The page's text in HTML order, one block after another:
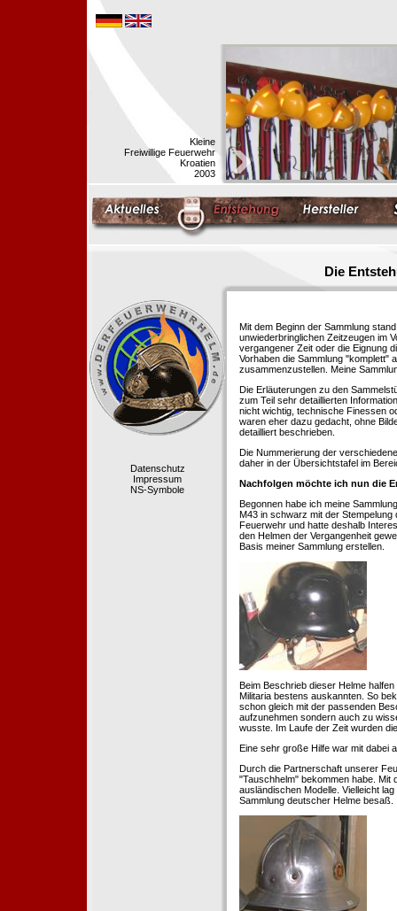
Kleine
Freiwillige Feuerwehr
Kroatien
2003
Die
Datenschutz
Impressum
NS-Symbole
Mit dem Beginn der Sammlung
unwiederbringlichen Zeitzeugen im
vergangener Zeit oder die Eignung
Vorhaben die Sammlung "komplett"
zusammenzustellen. Meine
Die Erläuterungen zu den
zum Teil sehr detaillierten
nicht wichtig, technische Finessen
waren eher dazu gedacht, ohne
detailliert beschrieben.
Die Nummerierung der
daher in der Übersichtstafel im
Nachfolgen möchte ich nun die
Begonnen habe ich meine
M43 in schwarz mit der Stempelung
Feuerwehr und hatte deshalb
den Helmen der Vergangenheit
Basis meiner Sammlung erstellen.
Beim Beschrieb dieser Helme
Militaria bestens auskannten. So
schon gleich mit der passenden
aufzunehmen sondern auch zu
wusste. Im Laufe der Zeit wurden
Eine sehr große Hilfe war mit dabei
Durch die Partnerschaft unserer
"Tauschhelm" bekommen habe. Mit
ausländischen Modelle. Vielleicht
Sammlung deutscher Helme besaß.